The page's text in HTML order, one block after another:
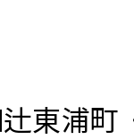
東浦